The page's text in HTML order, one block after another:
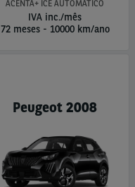
ACENTA+ ICE AUTOMÁTICO
IVA inc./mês
72 meses - 10000 km/ano
Peugeot 2008